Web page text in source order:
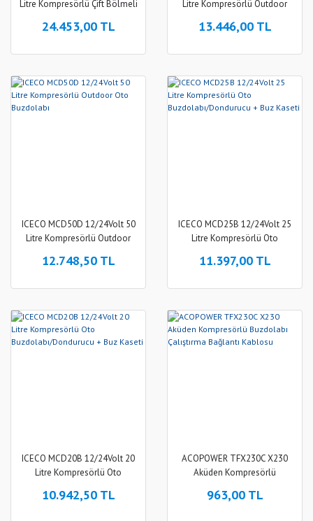
Litre Kompresörlü Çift Bölmeli
Buzdolabı/Dondurucu
24.453,00 TL
Litre Kompresörlü Outdoor
13.446,00 TL
ICECO MCD50D 12/24Volt 50
Litre Kompresörlü Outdoor
12.748,50 TL
ICECO MCD25B 12/24Volt 25
Litre Kompresörlü Oto
Kaseti
11.397,00 TL
ICECO MCD20B 12/24Volt 20
Litre Kompresörlü Oto
Kaseti
10.942,50 TL
ACOPOWER TFX230C X230
Aküden Kompresörlü
Kablosu
963,00 TL